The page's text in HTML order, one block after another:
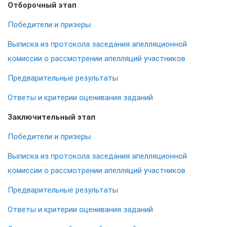
Отборочный этап
Победители и призеры
Выписка из протокола заседания апелляционной
комиссии о рассмотрении апелляций участников
Предварительные результаты
Ответы и критерии оценивания заданий
Заключительный этап
Победители и призеры
Выписка из протокола заседания апелляционной
комиссии о рассмотрении апелляций участников
Предварительные результаты
Ответы и критерии оценивания заданий